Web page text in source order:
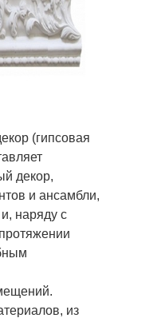
(гипсовая
декор,
и ансамбли,
наряду с
из